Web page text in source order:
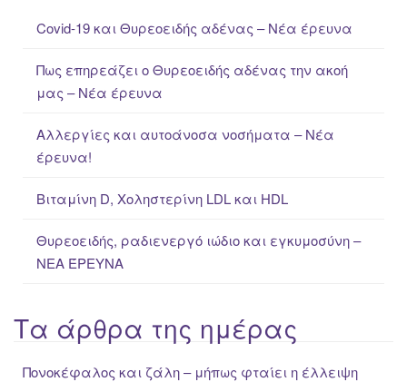
Covid-19 και Θυρεοειδής αδένας – Νέα έρευνα
Πως επηρεάζει ο Θυρεοειδής αδένας την ακοή
μας – Νέα έρευνα
Αλλεργίες και αυτοάνοσα νοσήματα – Νέα
έρευνα!
Βιταμίνη D, Χοληστερίνη LDL και HDL
Θυρεοειδής, ραδιενεργό ιώδιο και εγκυμοσύνη –
ΝΕΑ ΈΡΕΥΝΑ
Τα άρθρα της ημέρας
Πονοκέφαλος και ζάλη – μήπως φταίει η έλλειψη